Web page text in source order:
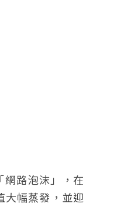
路泡沫」，在
大幅蒸發，並迎